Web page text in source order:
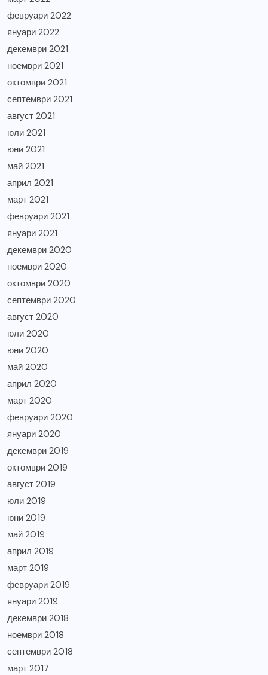
февруари 2022
януари 2022
декември 2021
ноември 2021
октомври 2021
септември 2021
август 2021
юли 2021
юни 2021
май 2021
април 2021
март 2021
февруари 2021
януари 2021
декември 2020
ноември 2020
октомври 2020
септември 2020
август 2020
юли 2020
юни 2020
май 2020
април 2020
март 2020
февруари 2020
януари 2020
декември 2019
октомври 2019
август 2019
юли 2019
юни 2019
май 2019
април 2019
март 2019
февруари 2019
януари 2019
декември 2018
ноември 2018
септември 2018
март 2017